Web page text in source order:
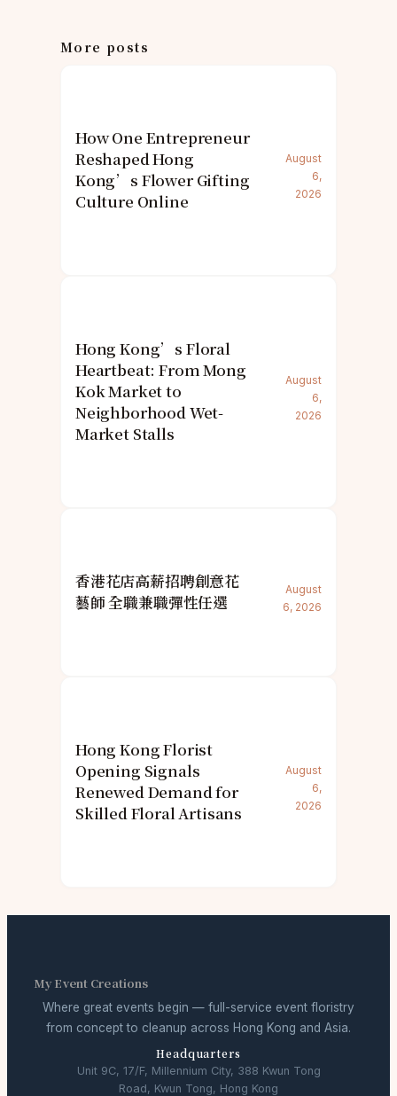
More posts
How One Entrepreneur
Reshaped Hong
Kong’s Flower Gifting
Culture Online
August
6,
2026
Hong Kong’s Floral
Heartbeat: From Mong
Kok Market to
Neighborhood Wet-
Market Stalls
August
6,
2026
香港花店高薪招聘創意花
藝師 全職兼職彈性任選
August
6, 2026
Hong Kong Florist
Opening Signals
Renewed Demand for
Skilled Floral Artisans
August
6,
2026
My Event Creations
Where great events begin — full-service event floristry
from concept to cleanup across Hong Kong and Asia.
Headquarters
Unit 9C, 17/F, Millennium City, 388 Kwun Tong
Road, Kwun Tong, Hong Kong